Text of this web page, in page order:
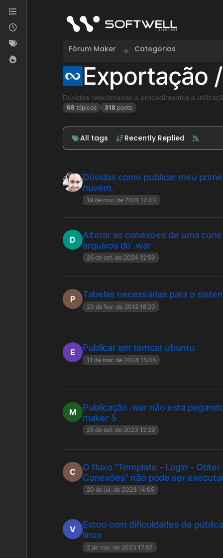
Skip to content
Fórum Maker Categorias
Exportação
Dúvidas relacionadas a procedimentos e
68 tópicos 318 posts
All tags Recently Replied
Dúvidas como publicar meu
nuvem.
19 de nov. de 2021 17:40
D
Alterar as conexões de uma
arquivos do .war
26 de set. de 2024 12:59
P Tabelas necessárias para o
23 de fev. de 2012 18:20
E Publicar em tomcat ubuntu
11 de mar. de 2024 15:08
M
Publicação .war não esta
maker 5
25 de set. de 2023 12:29
C
O fluxo "Template - Login - Obter
Conexões" não pode ser
20 de jul. de 2023 14:05
V
Estou com dificuldades de
linux
2 de mai. de 2023 17:57